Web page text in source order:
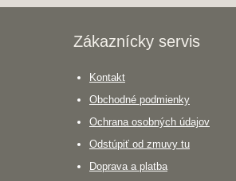
Zákaznícky servis
Kontakt
Obchodné podmienky
Ochrana osobných údajov
Odstúpiť od zmuvy tu
Doprava a platba